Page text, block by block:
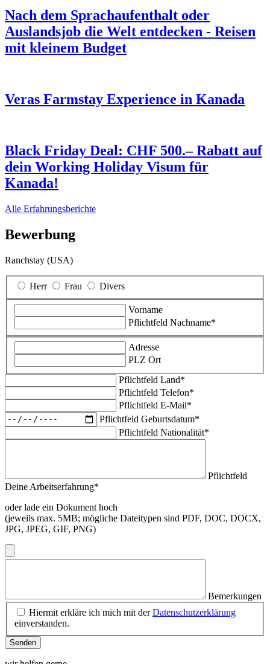
Nach dem Sprachaufenthalt oder
Auslandsjob die Welt entdecken - Reisen
mit kleinem Budget
Veras Farmstay Experience in Kanada
Black Friday Deal: CHF 500.– Rabatt auf
dein Working Holiday Visum für
Kanada!
Alle Erfahrungsberichte
Bewerbung
Ranchstay (USA)
Herr Frau Divers
Vorname
Pflichtfeld Nachname*
Adresse
PLZ Ort
Pflichtfeld Land*
Pflichtfeld Telefon*
Pflichtfeld E-Mail*
Pflichtfeld Geburtsdatum*
Pflichtfeld Nationalität*
Pflichtfeld
Deine Arbeitserfahrung*
oder lade ein Dokument hoch
(jeweils max. 5MB; mögliche Dateitypen sind PDF, DOC, DOCX,
JPG, JPEG, GIF, PNG)
Bemerkungen
Hiermit erkläre ich mich mit derDatenschutzerklärung
einverstanden.
Senden